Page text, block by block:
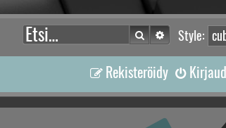
Style:
Etsi Tarkennettu
Rekisteröidy